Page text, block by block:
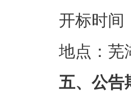
开标时间
地点：芜
五、公告